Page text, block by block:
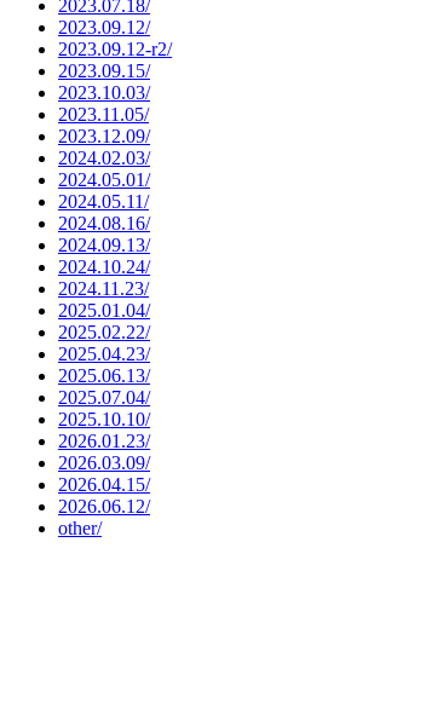
2023.07.18/
2023.09.12/
2023.09.12-r2/
2023.09.15/
2023.10.03/
2023.11.05/
2023.12.09/
2024.02.03/
2024.05.01/
2024.05.11/
2024.08.16/
2024.09.13/
2024.10.24/
2024.11.23/
2025.01.04/
2025.02.22/
2025.04.23/
2025.06.13/
2025.07.04/
2025.10.10/
2026.01.23/
2026.03.09/
2026.04.15/
2026.06.12/
other/